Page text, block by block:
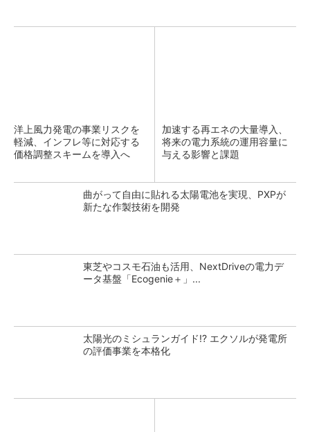
洋上風力発電の事業リスクを
軽減、インフレ等に対応する
価格調整スキームを導入へ
加速する再エネの大量導入、
将来の電力系統の運用容量に
与える影響と課題
曲がって自由に貼れる太陽電池を実現、PXPが
新たな作製技術を開発
東芝やコスモ石油も活用、NextDriveの電力デ
ータ基盤「Ecogenie＋」...
太陽光のミシュランガイド!? エクソルが発電所
の評価事業を本格化